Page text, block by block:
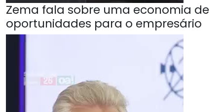
Zema fala sobre uma economia de
oportunidades para o empresário